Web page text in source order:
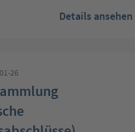
Details ansehen
26